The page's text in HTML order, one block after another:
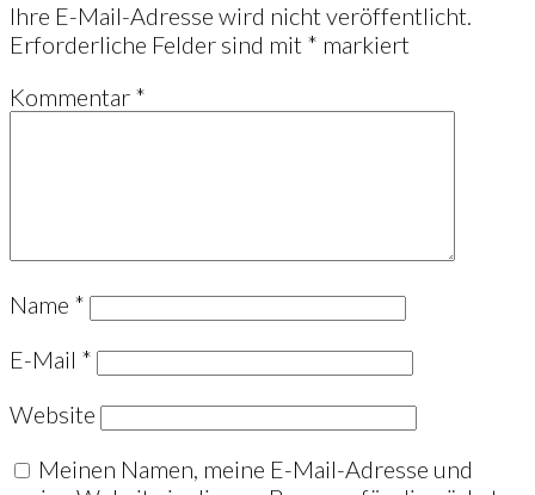
Ihre E-Mail-Adresse wird nicht veröffentlicht.
Erforderliche Felder sind mit * markiert
Kommentar *
Name *
E-Mail *
Website
Meinen Namen, meine E-Mail-Adresse und